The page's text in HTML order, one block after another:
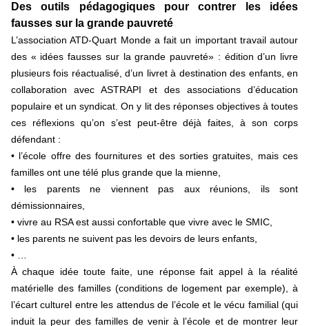
Des outils pédagogiques pour contrer les idées
fausses sur la grande pauvreté
L’association ATD-Quart Monde a fait un important travail autour
des « idées fausses sur la grande pauvreté» : édition d’un livre
plusieurs fois réactualisé, d’un livret à destination des enfants, en
collaboration avec ASTRAPI et des associations d’éducation
populaire et un syndicat. On y lit des réponses objectives à toutes
ces réflexions qu’on s’est peut-être déjà faites, à son corps
défendant :
• l’école offre des fournitures et des sorties gratuites, mais ces
familles ont une télé plus grande que la mienne,
• les parents ne viennent pas aux réunions, ils sont
démissionnaires,
• vivre au RSA est aussi confortable que vivre avec le SMIC,
• les parents ne suivent pas les devoirs de leurs enfants,
• …
À chaque idée toute faite, une réponse fait appel à la réalité
matérielle des familles (conditions de logement par exemple), à
l’écart culturel entre les attendus de l’école et le vécu familial (qui
induit la peur des familles de venir à l’école et de montrer leur